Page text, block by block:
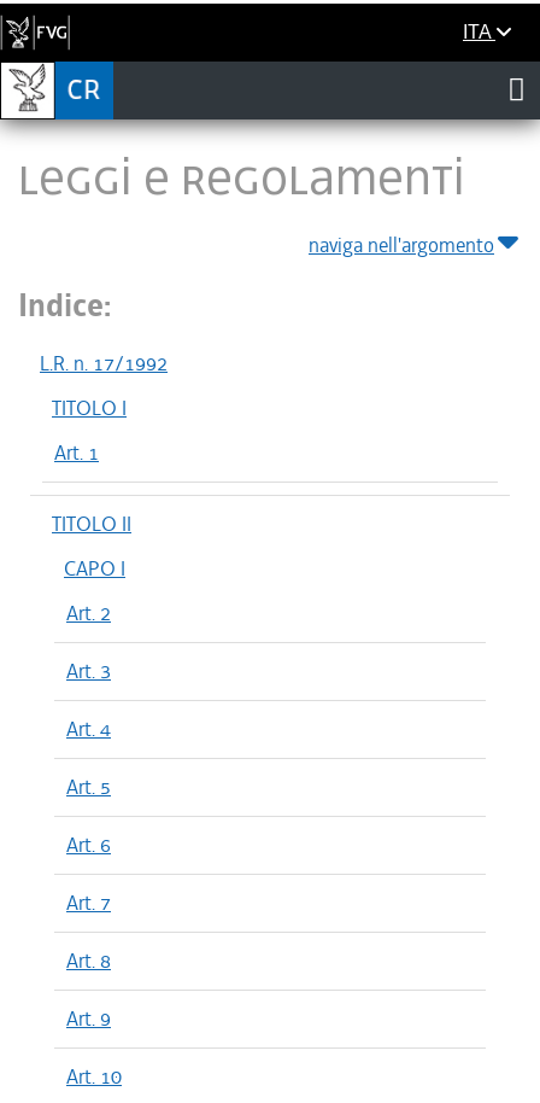
ITA
LEGGI E REGOLAMENTI
naviga nell'argomento
Indice:
L.R. n. 17/1992
TITOLO I
Art. 1
TITOLO II
CAPO I
Art. 2
Art. 3
Art. 4
Art. 5
Art. 6
Art. 7
Art. 8
Art. 9
Art. 10